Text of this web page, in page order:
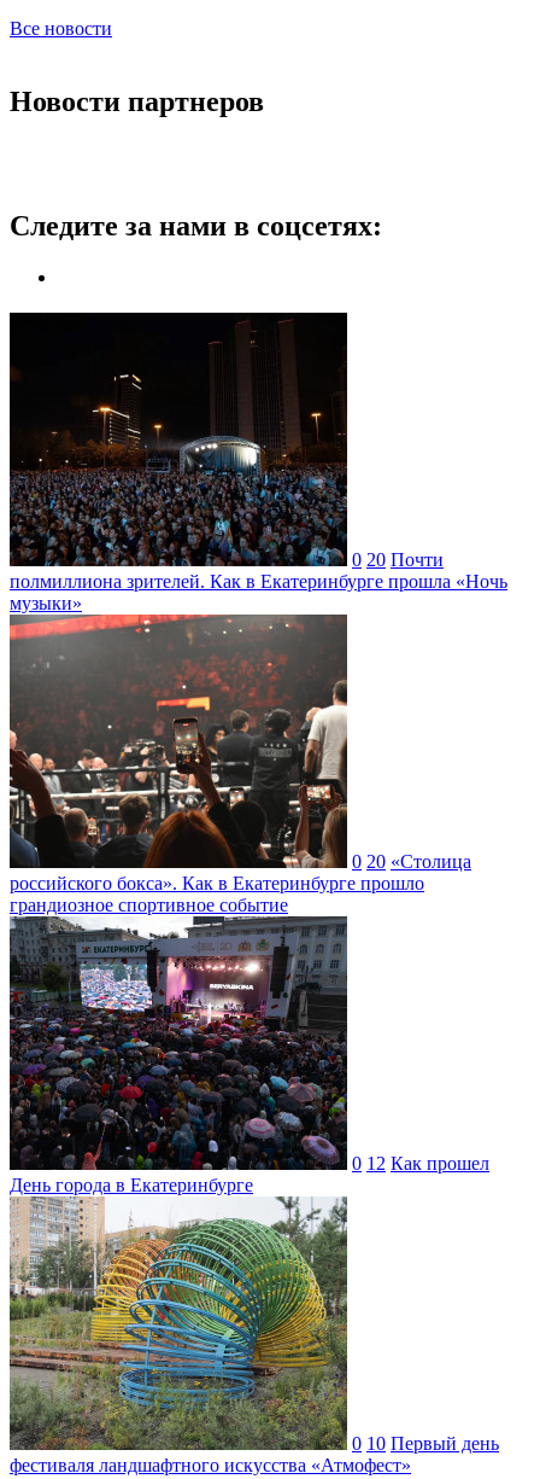
Все новости
Новости партнеров
Следите за нами в соцсетях:
0 20 Почти
полмиллиона зрителей. Как в Екатеринбурге прошла «Ночь
музыки»
0 20 «Столица
российского бокса». Как в Екатеринбурге прошло
грандиозное спортивное событие
0 12 Как прошел
День города в Екатеринбурге
0 10 Первый день
фестиваля ландшафтного искусства «Атмофест»